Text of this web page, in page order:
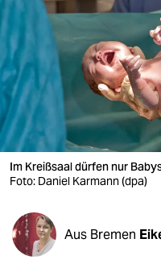
sport
berlin
nord
wahrheit
verlag
verlag
veranstaltungen
shop
Im Kreißsaal dürfen nur
Foto: Daniel Karmann (dpa)
Aus Bremen